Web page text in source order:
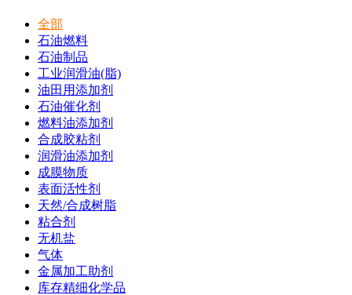
全部
石油燃料
石油制品
工业润滑油(脂)
油田用添加剂
石油催化剂
燃料油添加剂
合成胶粘剂
润滑油添加剂
成膜物质
表面活性剂
天然/合成树脂
粘合剂
无机盐
气体
金属加工助剂
库存精细化学品